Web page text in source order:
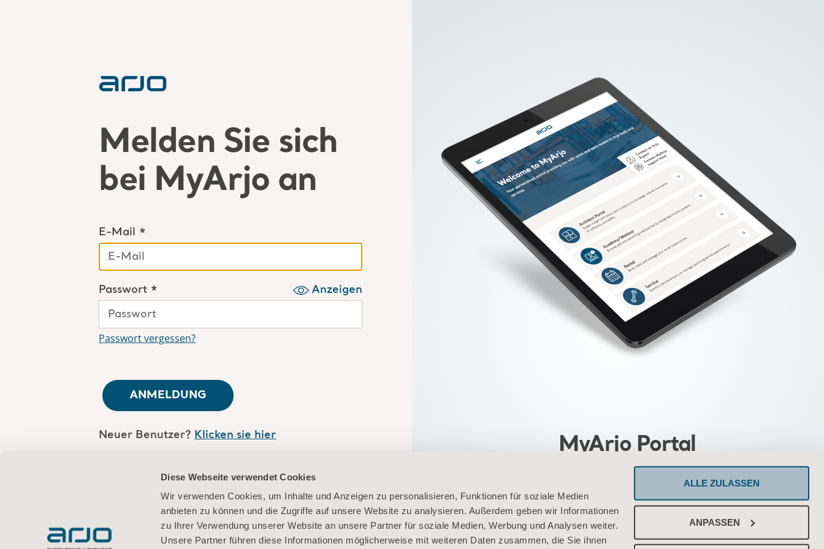
Diese Webseite verwendet Cookies
Wir verwenden Cookies, um Inhalte und Anzeigen zu personalisieren, Funktionen für soziale Medien
anbieten zu können und die Zugriffe auf unsere Website zu analysieren. Außerdem geben wir Informationen
zu Ihrer Verwendung unserer Website an unsere Partner für soziale Medien, Werbung und Analysen weiter.
Unsere Partner führen diese Informationen möglicherweise mit weiteren Daten zusammen, die Sie ihnen
ALLE ZULASSEN
ANPASSEN
Melden Sie sich
bei MyArjo an
E-Mail *
Passwort * Anzeigen
Passwort vergessen?
ANMELDUNG
Neuer Benutzer? Klicken sie hier MyArjo Portal
In Ihrem persönlichen Portal können Sie schnell und
unkompliziert auf die Tools und Leistungen von Arjo
zugreifen